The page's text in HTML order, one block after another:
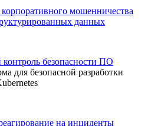
мошенничества
данных
безопасности ПО
для безопасной разработки
на инциденты